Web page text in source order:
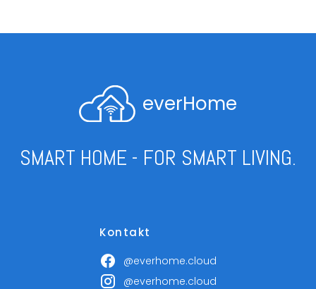
everHome
SMART HOME - FOR SMART LIVING.
Kontakt
@everhome.cloud
@everhome.cloud